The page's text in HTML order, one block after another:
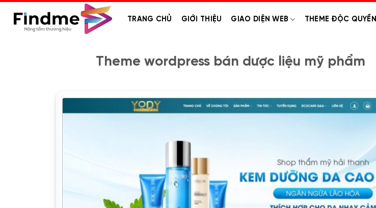
TRANG CHỦ GIỚI THIỆU GIAO DIỆN WEB THEME ĐỘC QUYỀN
Theme wordpress bán dược liệu mỹ phẩm